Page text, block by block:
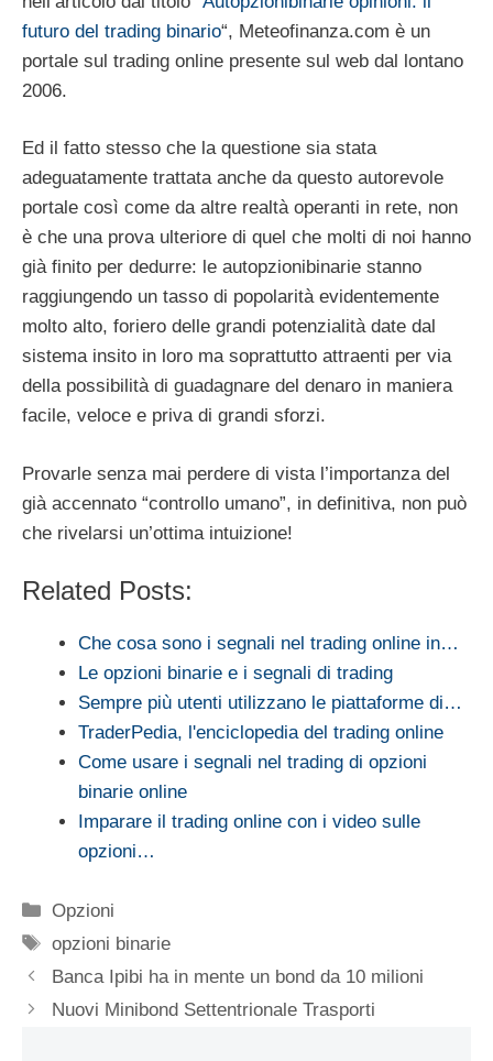
futuro del trading binario“, Meteofinanza.com è un
portale sul trading online presente sul web dal lontano
2006.
Ed il fatto stesso che la questione sia stata
adeguatamente trattata anche da questo autorevole
portale così come da altre realtà operanti in rete, non
è che una prova ulteriore di quel che molti di noi hanno
già finito per dedurre: le autopzionibinarie stanno
raggiungendo un tasso di popolarità evidentemente
molto alto, foriero delle grandi potenzialità date dal
sistema insito in loro ma soprattutto attraenti per via
della possibilità di guadagnare del denaro in maniera
facile, veloce e priva di grandi sforzi.
Provarle senza mai perdere di vista l’importanza del
già accennato “controllo umano”, in definitiva, non può
che rivelarsi un’ottima intuizione!
Related Posts:
Che cosa sono i segnali nel trading online in…
Le opzioni binarie e i segnali di trading
Sempre più utenti utilizzano le piattaforme di…
TraderPedia, l'enciclopedia del trading online
Come usare i segnali nel trading di opzioni
binarie online
Imparare il trading online con i video sulle
opzioni…
Categorie
Opzioni
Tag
opzioni binarie
Banca Ipibi ha in mente un bond da 10 milioni
Nuovi Minibond Settentrionale Trasporti